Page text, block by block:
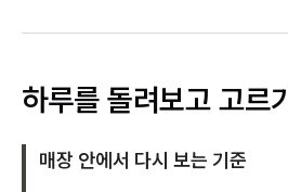
하루를 돌려보고 고르
매장 안에서 다시 보는 기준